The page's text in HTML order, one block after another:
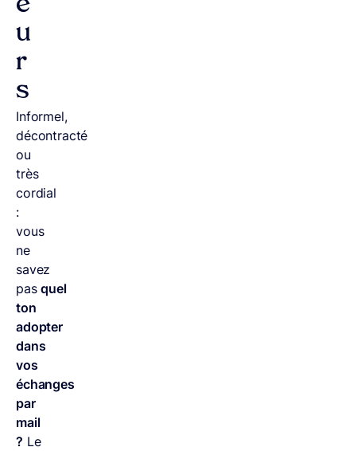
e
u
r
s
Informel,
décontracté
ou
très
cordial
:
vous
ne
savez
pasquel
ton
adopter
dans
vos
échanges
par
mail
? Le